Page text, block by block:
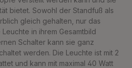
bietet. Sowohl der Standfuß als
gleich gehalten, nur das
in ihrem Gesamtbild
Schalter kann sie ganz
werden. Die Leuchte ist mit 2
und kann mit maximal 40 Watt